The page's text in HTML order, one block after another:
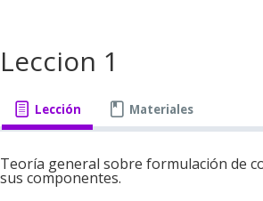
Leccion 1
Lección Materiales
Teoría general sobre formulación de
sus componentes.